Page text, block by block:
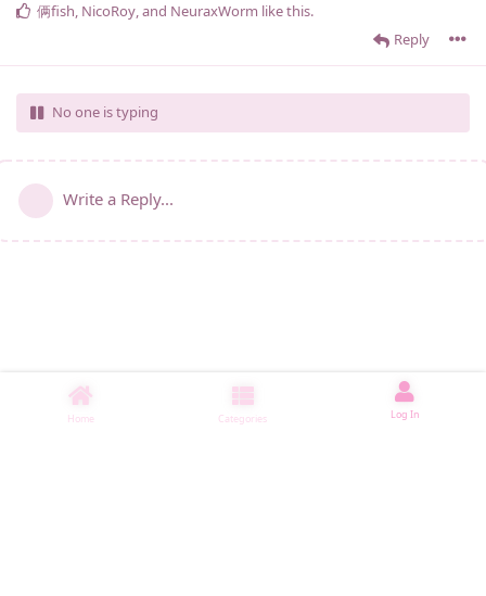
Reply
俩fish, NicoRoy, and NeuraxWorm like this.
No one is typing
Write a Reply...
Home Categories Log In